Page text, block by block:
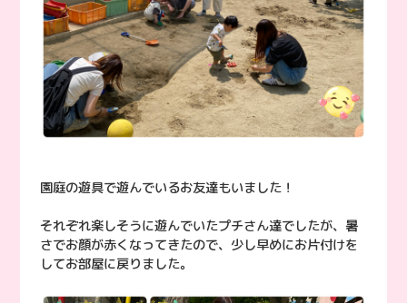
園庭の遊具で遊んでいるお友達もいました！
それぞれ楽しそうに遊んでいたプチさん達でしたが、暑
さでお顔が赤くなってきたので、少し早めにお片付けを
してお部屋に戻りました。